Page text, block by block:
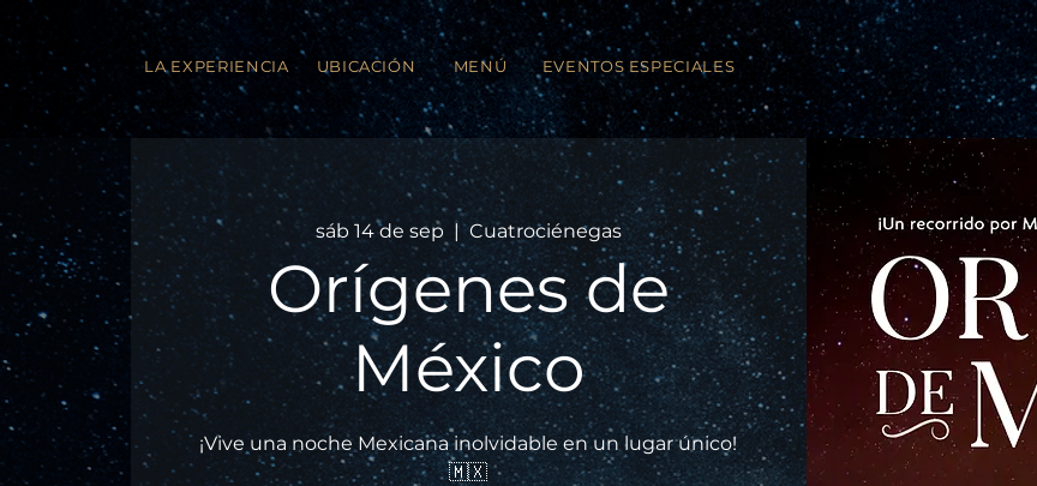
LA EXPERIENCIA UBICACIÓN MENÚ EVENTOS ESPECIALES
sáb 14 de sep
  |
Cuatrociénegas
Orígenes de
México
¡Vive una noche Mexicana inolvidable en un lugar único!
🇲🇽